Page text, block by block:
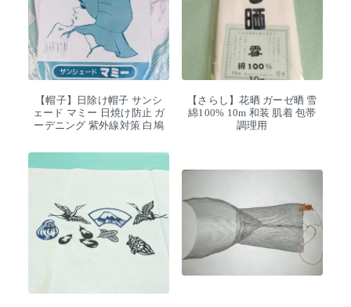
【帽子】日除け帽子 サンシ
ェード マミー 日焼け防止 ガ
ーデニング 紫外線対策 白鳩
【さらし】花晒 ガーゼ晒 雪
綿100% 10m 和装 肌着 包帯
調理用